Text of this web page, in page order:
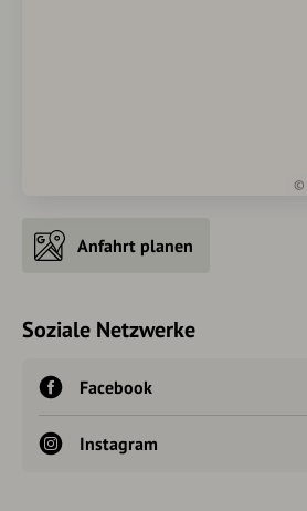
©
Anfahrt planen
Soziale Netzwerke
Facebook
Instagram